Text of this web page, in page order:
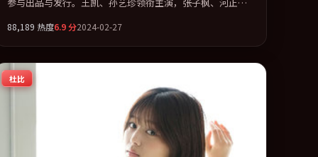
全片以「动作」类型为骨架，在叙事、表演与视听上力求统
一。定于 2024-12-07 在内地院线及主流平台同步亮相，2024
年度话题片中口碑稳健，适合喜欢强情节与人物弧光的观众
完整观看。
88,189 热度6.9分2024-02-27
杜比